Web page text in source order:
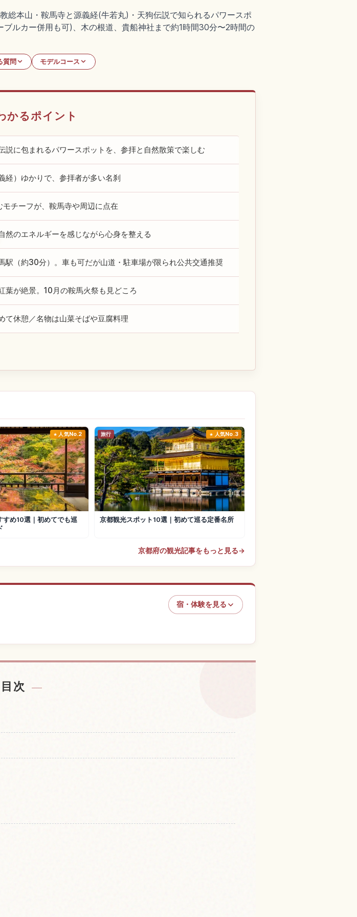
総本山・鞍馬寺と源義経(牛若丸)・天狗伝説で知られるパワースポ
ルカー併用も可)、木の根道、貴船神社まで約1時間30分〜2時間の
質問 モデルコース
かるポイント
説に包まれるパワースポットを、参拝と自然散策で楽しむ
経）ゆかりで、参拝者が多い名刹
チーフが、鞍馬寺や周辺に点在
然のエネルギーを感じながら心身を整える
駅（約30分）。車も可だが山道・駐車場が限られ公共交通推奨
葉が絶景。10月の鞍馬火祭も見どころ
て休憩／名物は山菜そばや豆腐料理
人気No.2
すめ10選｜初めてでも巡
旅行 人気No.3
京都観光スポット10選｜初めて巡る定番名所
京都府の観光記事をもっと見る→
宿・体験を見る
目次